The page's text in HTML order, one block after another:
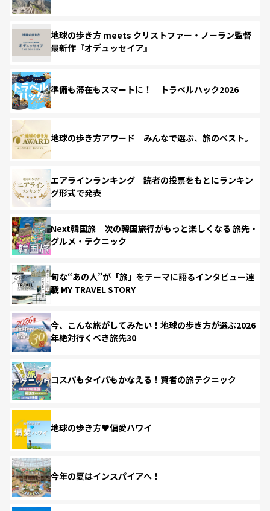
地球の歩き方 meets クリストファー・ノーラン監督
最新作『オデュッセイア』
準備も滞在もスマートに！ トラベルハック2026
地球の歩き方アワード みんなで選ぶ、旅のベスト。
エアラインランキング 読者の投票をもとにランキン
グ形式で発表
Next韓国旅 次の韓国旅行がもっと楽しくなる 旅先・
グルメ・テクニック
旬な“あの人”が「旅」をテーマに語るインタビュー連
載 MY TRAVEL STORY
今、こんな旅がしてみたい！地球の歩き方が選ぶ2026
年絶対行くべき旅先30
コスパもタイパもかなえる！賢者の旅テクニック
地球の歩き方♥偏愛ハワイ
今年の夏はインスパイアへ！